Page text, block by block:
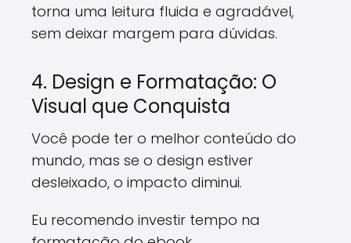
torna uma leitura fluida e agradável,
sem deixar margem para dúvidas.
4. Design e Formatação: O
Visual que Conquista
Você pode ter o melhor conteúdo do
mundo, mas se o design estiver
desleixado, o impacto diminui.
Eu recomendo investir tempo na